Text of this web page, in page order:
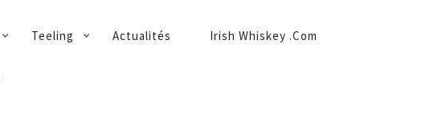
Teeling Actualités Irish Whiskey .Com